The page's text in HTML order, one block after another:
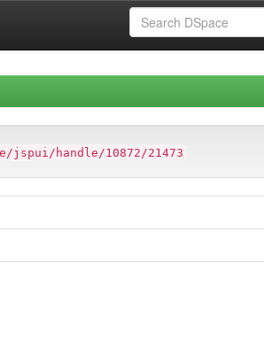
handle/10872/21473